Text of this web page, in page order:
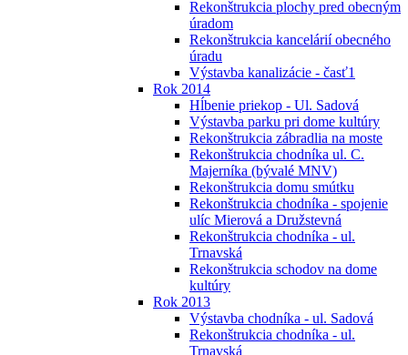
Rekonštrukcia plochy pred obecným
úradom
Rekonštrukcia kancelárií obecného
úradu
Výstavba kanalizácie - časť1
Rok 2014
Hĺbenie priekop - Ul. Sadová
Výstavba parku pri dome kultúry
Rekonštrukcia zábradlia na moste
Rekonštrukcia chodníka ul. C.
Majerníka (bývalé MNV)
Rekonštrukcia domu smútku
Rekonštrukcia chodníka - spojenie
ulíc Mierová a Družstevná
Rekonštrukcia chodníka - ul.
Trnavská
Rekonštrukcia schodov na dome
kultúry
Rok 2013
Výstavba chodníka - ul. Sadová
Rekonštrukcia chodníka - ul.
Trnavská